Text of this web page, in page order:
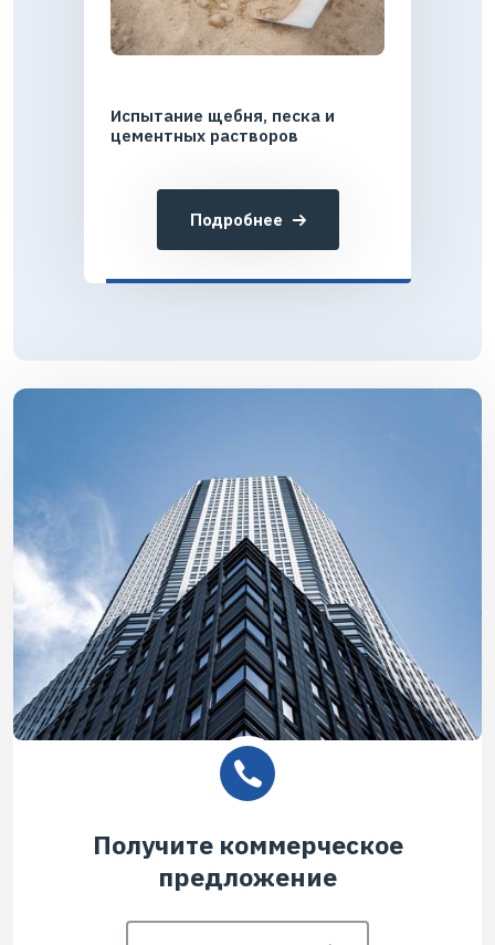
Испытание щебня, песка и
цементных растворов
Подробнее
Получите коммерческое
предложение